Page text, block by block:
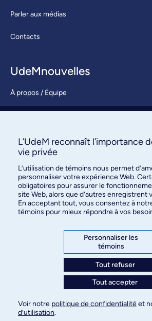
Parler aux médias
Contacts
UdeMnouvelles
À propos / Équipe
S’abonner
Bureau des communications et
des relations publiques
3744, rue Jean-Brillant, bureau 490
Montréal (Québec) H3T 1P1
Paramètres des témoins
© Université de Montréal, 2026. Tous droits
L’UdeM reconnaît l’importance
vie privée
L’utilisation de témoins nous permet
personnaliser votre expérience Web.
obligatoires pour assurer le
site Web, alors que d’autres enregistrent
En acceptant tout, vous consentez à
témoins pour mieux répondre à vos
Personnaliser les
témoins
Tout refuser
Tout accepter
Voir notre politique de confidentialitéet
d’utilisation.